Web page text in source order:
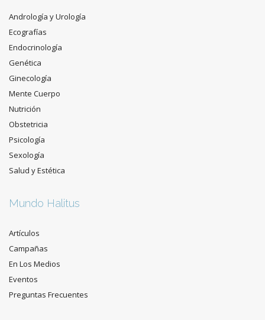
Andrología y Urología
Ecografías
Endocrinología
Genética
Ginecología
Mente Cuerpo
Nutrición
Obstetricia
Psicología
Sexología
Salud y Estética
Mundo Halitus
Artículos
Campañas
En Los Medios
Eventos
Preguntas Frecuentes